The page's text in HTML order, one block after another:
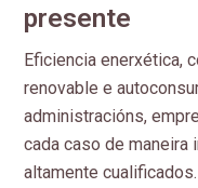
presente
Eficiencia enerxética,
renovable e
administracións,
cada caso de
altamente cualificados.